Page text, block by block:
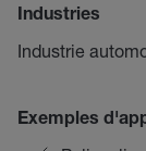
Industries
Industrie
Exemples